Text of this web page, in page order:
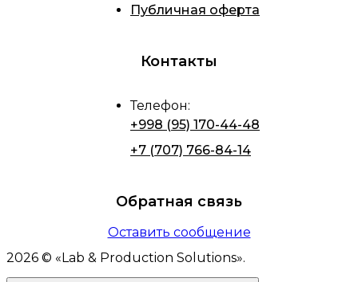
Публичная оферта
Контакты
Телефон:
+998 (95) 170-44-48
+7 (707) 766-84-14
Обратная связь
Оставить сообщение
2026 © « Lab & Production Solutions».